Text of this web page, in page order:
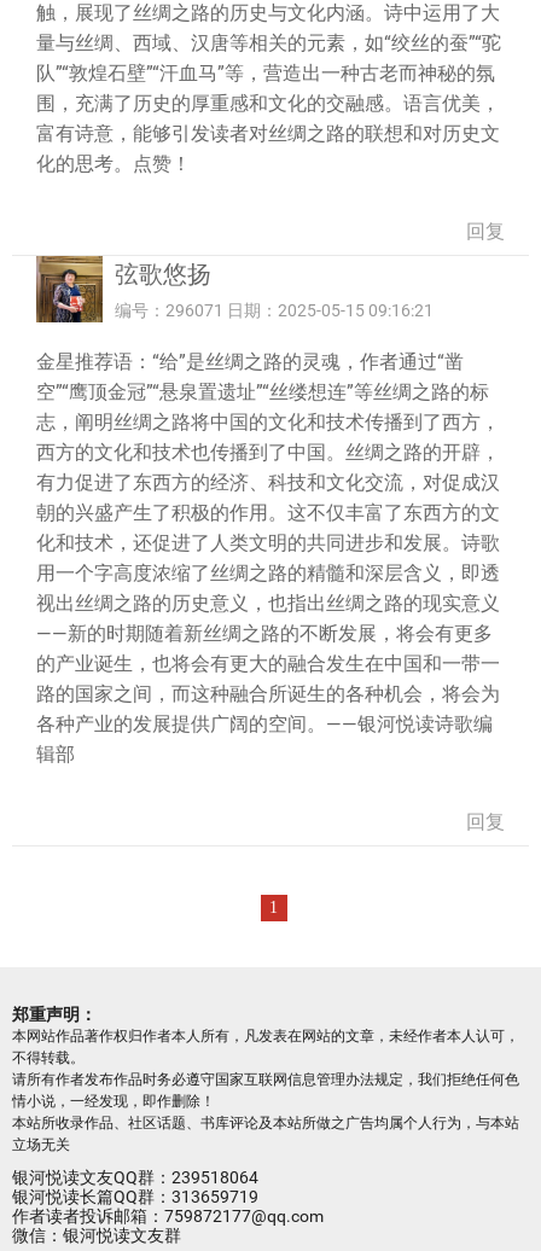
触，展现了丝绸之路的历史与文化内涵。诗中运用了大
量与丝绸、西域、汉唐等相关的元素，如“绞丝的蚕”“驼
队”“敦煌石壁”“汗血马”等，营造出一种古老而神秘的氛
围，充满了历史的厚重感和文化的交融感。语言优美，
富有诗意，能够引发读者对丝绸之路的联想和对历史文
化的思考。点赞！
回复
弦歌悠扬
编号：296071 日期：2025-05-15 09:16:21
金星推荐语：“给”是丝绸之路的灵魂，作者通过“凿
空”“鹰顶金冠”“悬泉置遗址”“丝缕想连”等丝绸之路的标
志，阐明丝绸之路将中国的文化和技术传播到了西方，
西方的文化和技术也传播到了中国。丝绸之路的开辟，
有力促进了东西方的经济、科技和文化交流，对促成汉
朝的兴盛产生了积极的作用。这不仅丰富了东西方的文
化和技术，还促进了人类文明的共同进步和发展。诗歌
用一个字高度浓缩了丝绸之路的精髓和深层含义，即透
视出丝绸之路的历史意义，也指出丝绸之路的现实意义
——新的时期随着新丝绸之路的不断发展，将会有更多
的产业诞生，也将会有更大的融合发生在中国和一带一
路的国家之间，而这种融合所诞生的各种机会，将会为
各种产业的发展提供广阔的空间。——银河悦读诗歌编
辑部
回复
1
郑重声明：
本网站作品著作权归作者本人所有，凡发表在网站的文章，未经作者本人认可，
不得转载。
请所有作者发布作品时务必遵守国家互联网信息管理办法规定，我们拒绝任何色
情小说，一经发现，即作删除！
本站所收录作品、社区话题、书库评论及本站所做之广告均属个人行为，与本站
立场无关
银河悦读文友QQ群：239518064
银河悦读长篇QQ群：313659719
作者读者投诉邮箱：759872177@qq.com
微信：银河悦读文友群